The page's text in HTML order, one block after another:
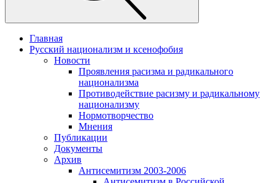
Главная
Русский национализм и ксенофобия
Новости
Проявления расизма и радикального
национализма
Противодействие расизму и радикальному
национализму
Нормотворчество
Мнения
Публикации
Документы
Архив
Антисемитизм 2003-2006